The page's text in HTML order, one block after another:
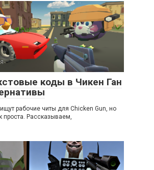
коды в Чикен Ган
рабочие читы для Chicken Gun, но
проста. Рассказываем,